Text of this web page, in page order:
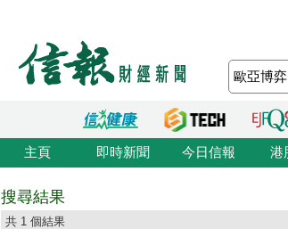
主頁 即時新聞 今日信報 港
搜尋結果
共 1 個結果